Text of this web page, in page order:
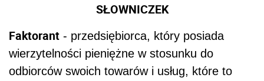
SŁOWNICZEK
Faktorant - przedsiębiorca, który posiada
wierzytelności pieniężne w stosunku do
odbiorców swoich towarów i usług, które to